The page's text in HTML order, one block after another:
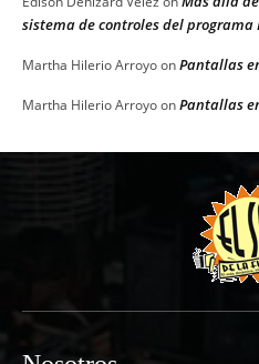
sistema de controles del programa
Martha Hilerio ArroyoonPantallas
Martha Hilerio ArroyoonPantallas